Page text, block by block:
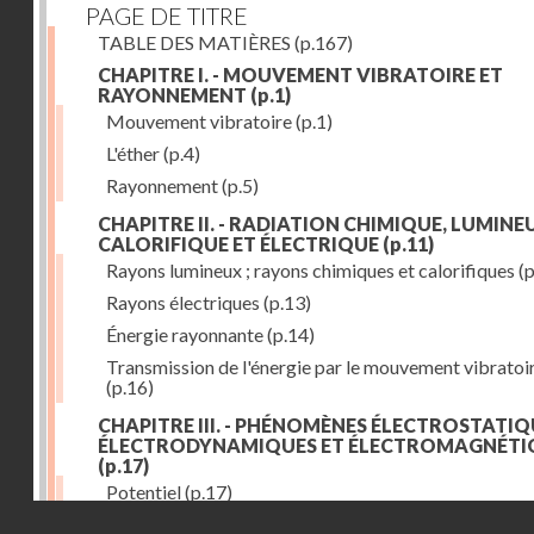
PAGE DE TITRE
TABLE DES MATIÈRES (p.167)
CHAPITRE I. - MOUVEMENT VIBRATOIRE ET
RAYONNEMENT (p.1)
Mouvement vibratoire(p.1)
L'éther(p.4)
Rayonnement(p.5)
CHAPITRE II. - RADIATION CHIMIQUE,
CALORIFIQUE ET ÉLECTRIQUE (p.11)
Rayons lumineux ; rayons chimiques et calorifiques
Rayons électriques (p.13)
Énergie rayonnante(p.14)
Transmission de l'énergie par le mouvement
(p.16)
CHAPITRE III. - PHÉNOMÈNES
ÉLECTRODYNAMIQUES ET
(p.17)
Potentiel(p.17)